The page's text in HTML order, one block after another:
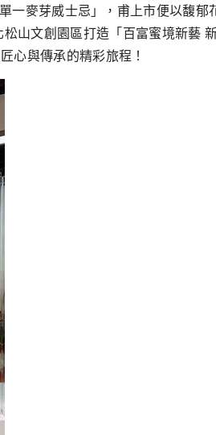
一麥芽威士忌」，甫上市便以馥郁
山文創園區打造「百富蜜境新藝
心與傳承的精彩旅程！